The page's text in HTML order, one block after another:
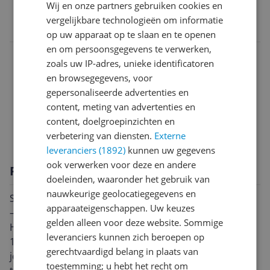
8711658422923
Afmetingen & gewicht
Gevarenaanduiding
Overige kenmerken
Productinformatie
Productomschrijving
Smartwares FEX-15230 Brandblusser – Schuim – 3 liter
– Brandklasse AB – Inclusief ophangbeugel
Handel direct bij een brand met de Smartwares FEX-
15230 Brandblusser. Door goed voorbereid te zijn kun
je een brand snel blussen om ernstige schade of letsel
Wij en onze partners gebruiken cookies en
vergelijkbare technologieën om informatie
op uw apparaat op te slaan en te openen
en om persoonsgegevens te verwerken,
zoals uw IP-adres, unieke identificatoren
en browsegegevens, voor
gepersonaliseerde advertenties en
content, meting van advertenties en
content, doelgroepinzichten en
verbetering van diensten. Externe
leveranciers (1892) kunnen uw gegevens
ook verwerken voor deze en andere
doeleinden, waaronder het gebruik van
nauwkeurige geolocatiegegevens en
apparaateigenschappen. Uw keuzes
gelden alleen voor deze website. Sommige
leveranciers kunnen zich beroepen op
gerechtvaardigd belang in plaats van
toestemming; u hebt het recht om